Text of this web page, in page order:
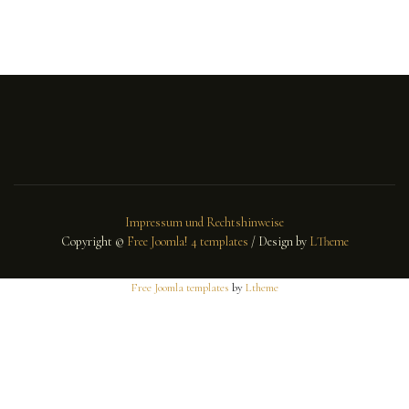
Impressum und Rechtshinweise
Copyright © Free Joomla! 4 templates / Design by LTheme
Free Joomla templates byLtheme